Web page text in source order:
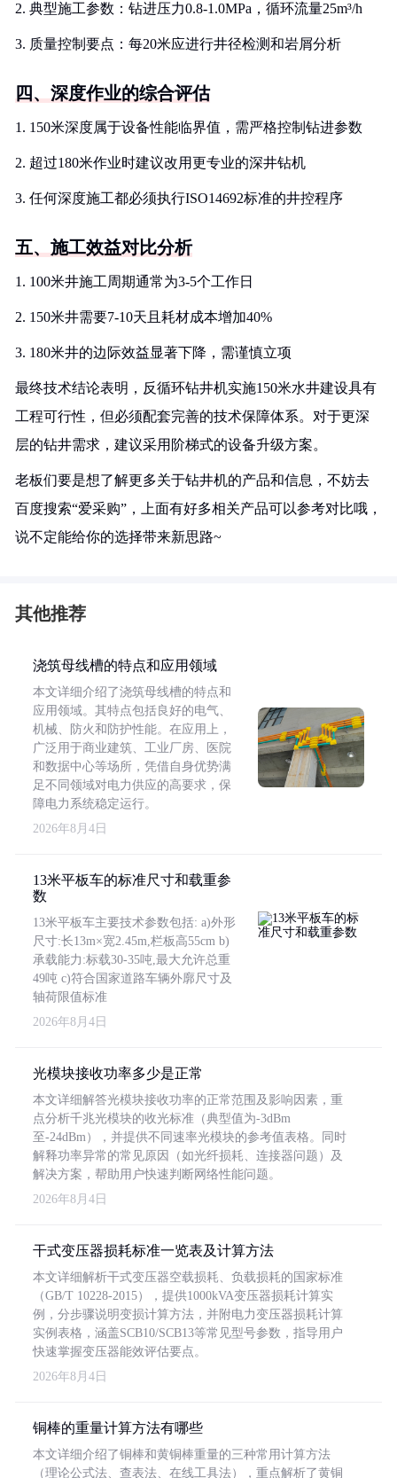
2. 典型施工参数：钻进压力0.8-1.0MPa，循环流量25m³/h
3. 质量控制要点：每20米应进行井径检测和岩屑分析
四、深度作业的综合评估
1. 150米深度属于设备性能临界值，需严格控制钻进参数
2. 超过180米作业时建议改用更专业的深井钻机
3. 任何深度施工都必须执行ISO14692标准的井控程序
五、施工效益对比分析
1. 100米井施工周期通常为3-5个工作日
2. 150米井需要7-10天且耗材成本增加40%
3. 180米井的边际效益显著下降，需谨慎立项
最终技术结论表明，反循环钻井机实施150米水井建设具有
工程可行性，但必须配套完善的技术保障体系。对于更深
层的钻井需求，建议采用阶梯式的设备升级方案。
老板们要是想了解更多关于钻井机的产品和信息，不妨去
百度搜索“爱采购”，上面有好多相关产品可以参考对比哦，
说不定能给你的选择带来新思路~
其他推荐
浇筑母线槽的特点和应用领域
本文详细介绍了浇筑母线槽的特点和
应用领域。其特点包括良好的电气、
机械、防火和防护性能。在应用上，
广泛用于商业建筑、工业厂房、医院
和数据中心等场所，凭借自身优势满
足不同领域对电力供应的高要求，保
障电力系统稳定运行。
2026年8月4日
13米平板车的标准尺寸和载重参
数
13米平板车主要技术参数包括: a)外形
尺寸:长13m×宽2.45m,栏板高55cm b)
承载能力:标载30-35吨,最大允许总重
49吨 c)符合国家道路车辆外廓尺寸及
轴荷限值标准
2026年8月4日
光模块接收功率多少是正常
本文详细解答光模块接收功率的正常范围及影响因素，重
点分析千兆光模块的收光标准（典型值为-3dBm
至-24dBm），并提供不同速率光模块的参考值表格。同时
解释功率异常的常见原因（如光纤损耗、连接器问题）及
解决方案，帮助用户快速判断网络性能问题。
2026年8月4日
干式变压器损耗标准一览表及计算方法
本文详细解析干式变压器空载损耗、负载损耗的国家标准
（GB/T 10228-2015），提供1000kVA变压器损耗计算实
例，分步骤说明变损计算方法，并附电力变压器损耗计算
实例表格，涵盖SCB10/SCB13等常见型号参数，指导用户
快速掌握变压器能效评估要点。
2026年8月4日
铜棒的重量计算方法有哪些
本文详细介绍了铜棒和黄铜棒重量的三种常用计算方法
（理论公式法、查表法、在线工具法），重点解析了黄铜